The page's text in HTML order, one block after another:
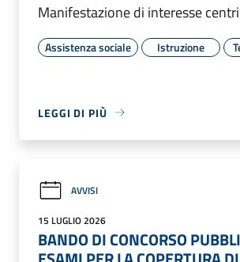
Manifestazione di interesse
Assistenza sociale Istruzione
LEGGI DI PIÙ
AVVISI
15 LUGLIO 2026
BANDO DI CONCORSO